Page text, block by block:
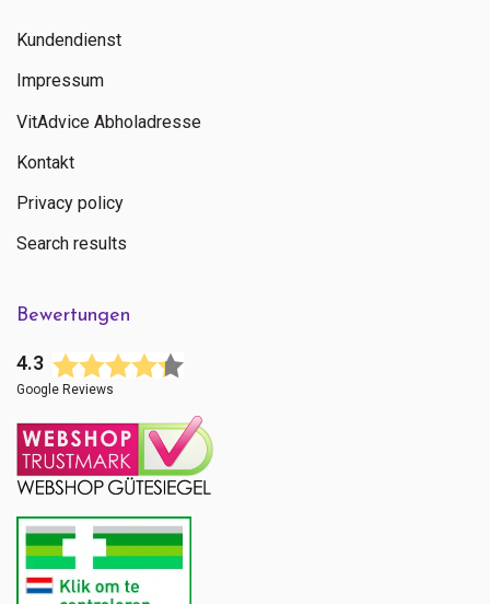
Kundendienst
Impressum
VitAdvice Abholadresse
Kontakt
Privacy policy
Search results
Bewertungen
4.3
Google Reviews